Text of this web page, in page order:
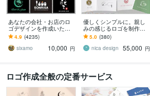
あなたの会社・お店のロ
ゴデザインを作成いたし
ます 販売実績NO1!修正制
限なし!プロのデザインを
お手頃な料金で
4.9 (4235)
sixamo
10,000 円
優しくシンプルに。親し
みの感じるロゴを制作致
します モノトーンデザイ
ン（単色）でミニマルで
親しみやすいシンボルに
5.0 (380)
nica design
55,000 円
ロゴ作成全般の定番サービス